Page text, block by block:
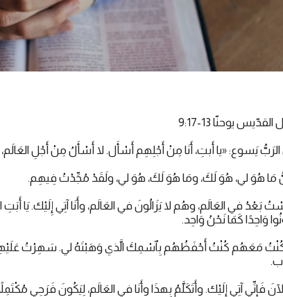
القدّيس يوحنّا 13-9:17
يَسوع: «يا أَبتِ، أَنَا مِنْ أَجْلِهِم أَسْأَل. لا أَسْأَلُ مِنْ أَجْلِ
مَا هُوَ لي، هُوَ لَكَ، ومَا هُوَ لَكَ، هُوَ لي، ولَقَدْ مُجِّدْتُ فِيهِم.
بَعْدُ في العَالَم، وهُم لا يَزَالُونَ في العَالَم، وأَنَا آتِي إِلَيْك.
وَاحِدًا كَمَا نَحْنُ وَاحِد.
كُنْتُ مَعَهُم كُنْتُ أَحْفَظُهُم بِٱسْمِكَ الَّذي وَهَبْتَهُ لي. سَهِرْتُ
فَإِنِّي آتِي إِلَيْك. وأَتَكَلَّمُ بِهذَا وأَنَا في العَالَم، لِيَكُونَ فَرَحِي